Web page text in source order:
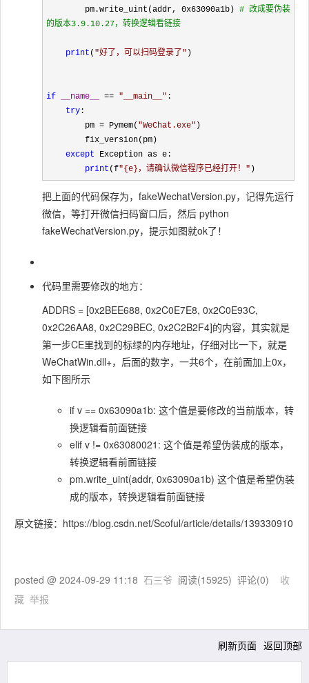
        pm.write_uint(addr,
0x63090a1b) # 改成要伪装
的版本3.9.10.27，转换逻辑看链接
print ( "好了，可以扫码登录了 " )
if __name__ == " __main__ " :
try :
        pm
= Pymem( "WeChat.exe" )
except Exception as e:
print (f"{e}，请确认微信程序已经打开！ " )
把上面的代码保存为，fakeWechatVersion.py，记得先运行
微信，等打开微信扫码窗口后，然后 python
fakeWechatVersion.py，提示如图就ok了！
代码里需要修改的地方：
ADDRS = [0x2BEE688, 0x2C0E7E8, 0x2C0E93C,
0x2C26AA8, 0x2C29BEC, 0x2C2B2F4]的内容，其实就是
第一步CE里找到的标绿的内存地址，仔细对比一下，就是
WeChatWin.dll+，后面的数字，一共6个，在前面加上0x，
如下图所示
if v == 0x63090a1b: 这个值是要修改的当前版本，转
换逻辑看前面链接
elif v != 0x63080021: 这个值是希望伪装成的版本，
转换逻辑看前面链接
pm.write_uint(addr, 0x63090a1b) 这个值是希望伪装
成的版本，转换逻辑看前面链接
原文链接：https://blog.csdn.net/Scoful/article/details/139330910
posted @ 2024-09-29 11:18 石三爷 阅读(15925) 评论(0) 收
藏 举报
刷新页面 返回顶部